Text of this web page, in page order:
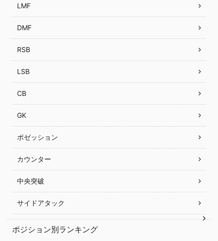
LMF
DMF
RSB
LSB
CB
GK
ポゼッション
カウンター
中央突破
サイドアタック
ポジション別ランキング